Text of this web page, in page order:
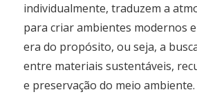
individualmente, traduzem a
para criar ambientes modernos
era do propósito, ou seja, a
entre materiais sustentáveis,
e preservação do meio ambiente.